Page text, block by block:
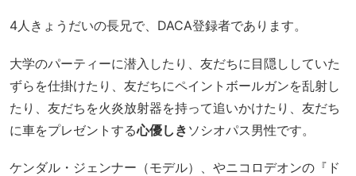
4人きょうだいの長兄で、DACA登録者であります。
大学のパーティーに潜入したり、友だちに目隠ししていた
ずらを仕掛けたり、友だちにペイントボールガンを乱射し
たり、友だちを火炎放射器を持って追いかけたり、友だち
に車をプレゼントする心優しき ソシオパス男性です。
ケンダル・ジェンナー（モデル）、やニコロデオンの『ド